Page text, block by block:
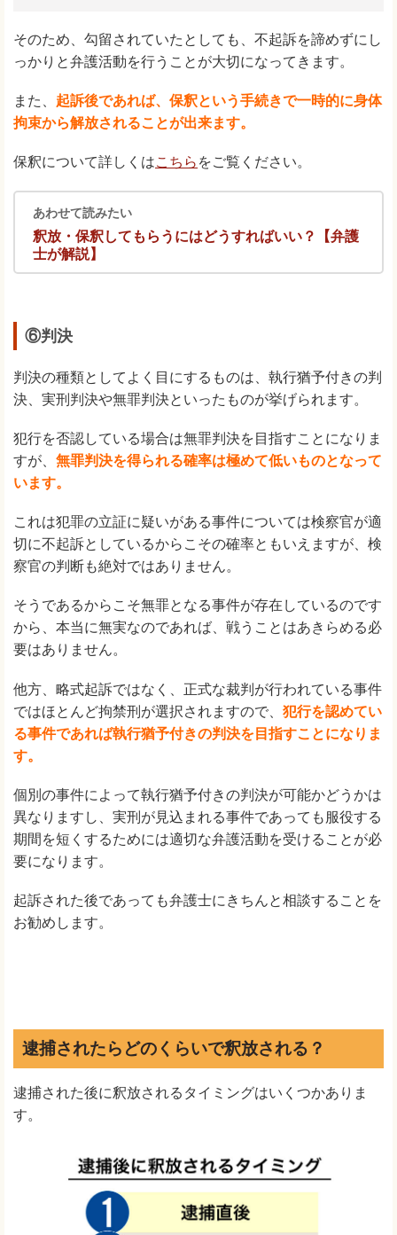
そのため、勾留されていたとしても、不起訴を諦めずにし
っかりと弁護活動を行うことが大切になってきます。
また、 起訴後であれば、保釈という手続きで一時的に身体
拘束から解放されることが出来ます。
保釈について詳しくはこちら をご覧ください。
あわせて読みたい
釈放・保釈してもらうにはどうすればいい？【弁護
士が解説】
⑥判決
判決の種類としてよく目にするものは、執行猶予付きの判
決、実刑判決や無罪判決といったものが挙げられます。
犯行を否認している場合は無罪判決を目指すことになりま
すが、 無罪判決を得られる確率は極めて低いものとなって
います。
これは犯罪の立証に疑いがある事件については検察官が適
切に不起訴としているからこその確率ともいえますが、検
察官の判断も絶対ではありません。
そうであるからこそ無罪となる事件が存在しているのです
から、本当に無実なのであれば、戦うことはあきらめる必
要はありません。
他方、略式起訴ではなく、正式な裁判が行われている事件
ではほとんど拘禁刑が選択されますので、 犯行を認めてい
る事件であれば執行猶予付きの判決を目指すことになりま
す。
個別の事件によって執行猶予付きの判決が可能かどうかは
異なりますし、実刑が見込まれる事件であっても服役する
期間を短くするためには適切な弁護活動を受けることが必
要になります。
起訴された後であっても弁護士にきちんと相談することを
お勧めします。
逮捕されたらどのくらいで釈放される？
逮捕された後に釈放されるタイミングはいくつかありま
す。